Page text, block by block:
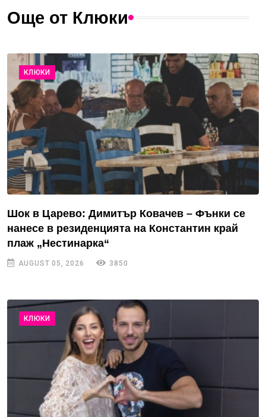
Още от Клюки
КЛЮКИ
Шок в Царево: Димитър Ковачев – Фънки се
нанесе в резиденцията на Константин край
плаж „Нестинарка“
AUGUST 05, 2026 3850
КЛЮКИ